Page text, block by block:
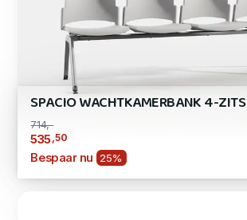
SPACIO WACHTKAMERBANK 4-ZITS
714,-
535,50
Bespaar nu 25%